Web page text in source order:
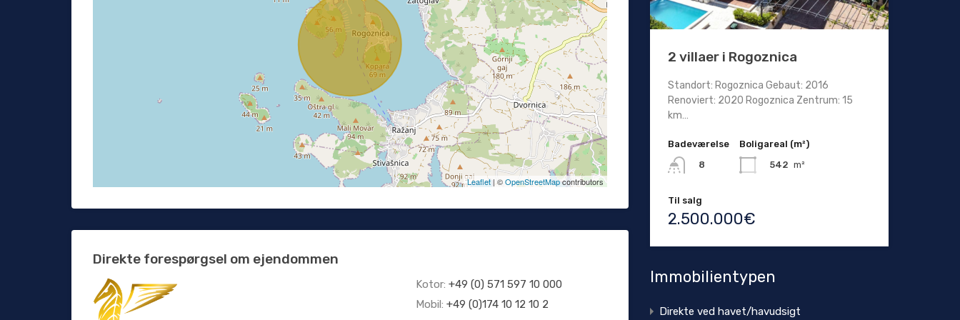
Leaflet| ©OpenStreetMapcontributors
Direkte forespørgsel om ejendommen
Kotor: +49 (0) 571 597 10 000
Mobil: +49 (0)174 10 12 10 2
2 villaer i Rogoznica
Standort: Rogoznica Gebaut: 2016
Renoviert: 2020 Rogoznica Zentrum: 15
km…
Badeværelse
8
Boligareal (m²)
542 m²
Til salg
2.500.000€
Immobilientypen
Direkte ved havet/havudsigt